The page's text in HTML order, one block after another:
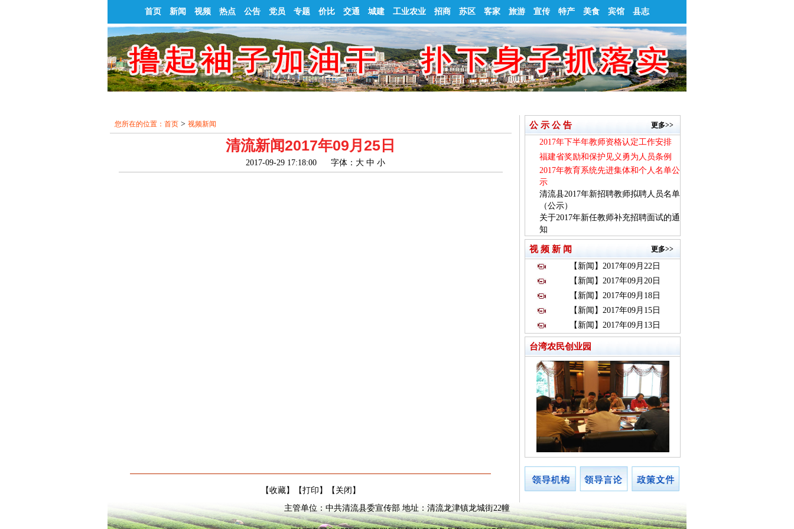
首页 新闻 视频 热点 公告 党员 专题 价比 交通 城建 工业农业 招商 苏区 客家 旅游 宣传 特产 美食 宾馆 县志
您所在的位置： 首页> 视频新闻
清流新闻2017年09月25日
2017-09-29 17:18:00 字体： 大 中 小
【收藏】【打印 】【 关闭 】
公 示 公 告 更多>>
2017年下半年教师资格认定工作安排
福建省奖励和保护见义勇为人员条例
2017年教育系统先进集体和个人名单公
示
清流县2017年新招聘教师拟聘人员名单
（公示）
关于2017年新任教师补充招聘面试的通
知
视 频 新 闻 更多>>
【新闻】2017年09月22日
【新闻】2017年09月20日
【新闻】2017年09月18日
【新闻】2017年09月15日
【新闻】2017年09月13日
台湾农民创业园
主管单位：中共清流县委宣传部 地址：清流龙津镇龙城街22幢